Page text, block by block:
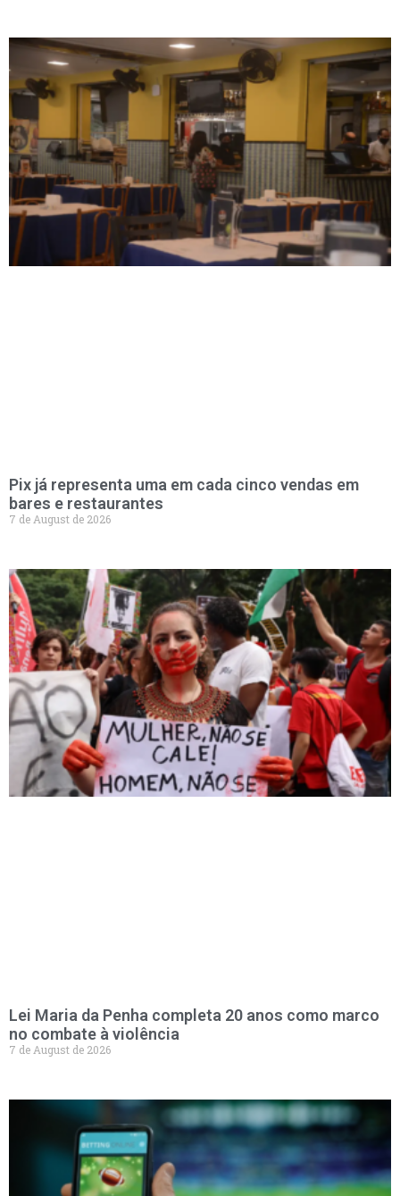
Pix já representa uma em cada cinco vendas em
bares e restaurantes
7 de August de 2026
Lei Maria da Penha completa 20 anos como marco
no combate à violência
7 de August de 2026